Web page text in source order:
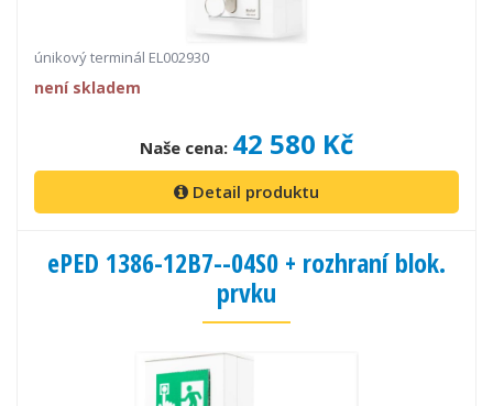
únikový terminál EL002930
není skladem
Naše cena: 42 580 Kč
Detail produktu
ePED 1386-12B7--04S0 + rozhraní blok.
prvku